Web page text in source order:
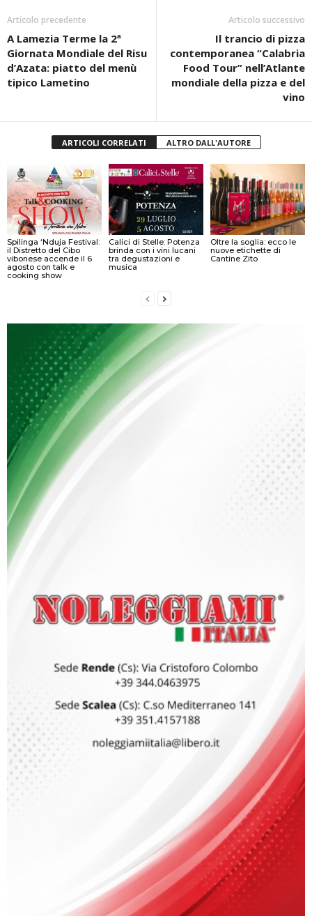
Articolo precedente
A Lamezia Terme la 2ª
Giornata Mondiale del Risu
d’Azata: piatto del menù
tipico Lametino
Articolo successivo
Il trancio di pizza
contemporanea “Calabria
Food Tour” nell’Atlante
mondiale della pizza e del
vino
ARTICOLI CORRELATI ALTRO DALL'AUTORE
Spilinga ‘Nduja Festival:
il Distretto del Cibo
vibonese accende il 6
agosto con talk e
cooking show
Calici di Stelle: Potenza
brinda con i vini lucani
tra degustazioni e
musica
Oltre la soglia: ecco le
nuove etichette di
Cantine Zito